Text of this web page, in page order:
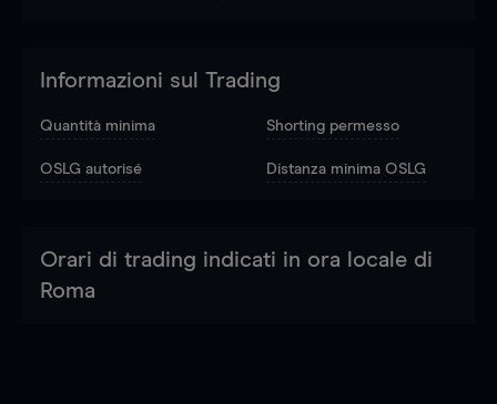
Informazioni sul Trading
Quantità minima Shorting permesso
OSLG autorisé Distanza minima OSLG
Orari di trading indicati in ora locale di
Roma